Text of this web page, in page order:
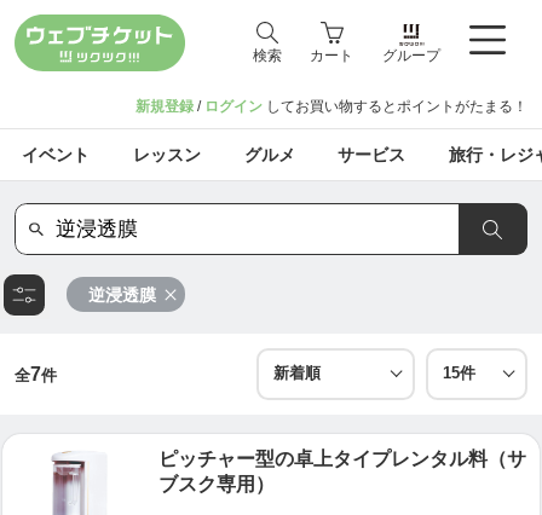
検索 カート グループ
新規登録 / ログイン してお買い物するとポイントがたまる！
イベント レッスン グルメ サービス 旅行・レジ
逆浸透膜
全7件
ピッチャー型の卓上タイプレンタル料（サ
ブスク専用）